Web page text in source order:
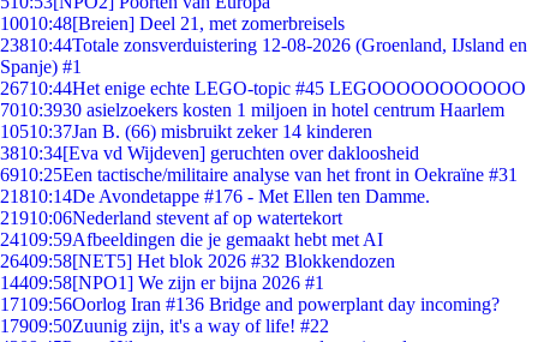
10010:48[Breien] Deel 21, met zomerbreisels
23810:44Totale zonsverduistering 12-08-2026 (Groenland, IJsland en
Spanje) #1
26710:44Het enige echte LEGO-topic #45 LEGOOOOOOOOOOO
7010:3930 asielzoekers kosten 1 miljoen in hotel centrum Haarlem
10510:37Jan B. (66) misbruikt zeker 14 kinderen
3810:34[Eva vd Wijdeven] geruchten over dakloosheid
6910:25Een tactische/militaire analyse van het front in Oekraïne #31
21810:14De Avondetappe #176 - Met Ellen ten Damme.
21910:06Nederland stevent af op watertekort
24109:59Afbeeldingen die je gemaakt hebt met AI
26409:58[NET5] Het blok 2026 #32 Blokkendozen
14409:58[NPO1] We zijn er bijna 2026 #1
17109:56Oorlog Iran #136 Bridge and powerplant day incoming?
17909:50Zuunig zijn, it's a way of life! #22